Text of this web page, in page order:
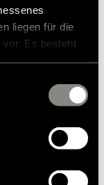
liegen für die
vor. Es besteht
Daten für
finden Sie in
Sie oder
zur